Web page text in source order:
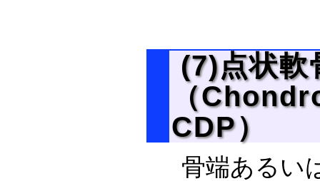
(7)点状軟
（
CDP）
骨端あるい